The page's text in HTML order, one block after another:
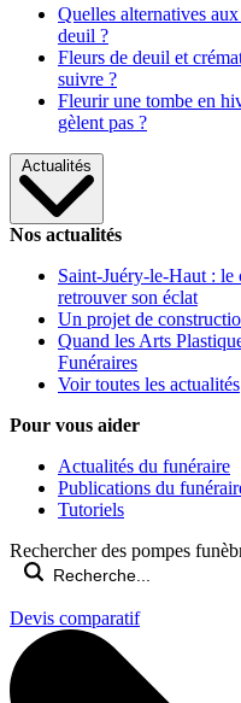
Quelles alternatives
deuil ?
Fleurs de deuil et
suivre ?
Fleurir une tombe en
gèlent pas ?
Actualités
Nos actualités
Saint-Juéry-le-Haut : le
retrouver son éclat
Un projet de
Quand les Arts
Funéraires
Voir toutes les actualités
Pour vous aider
Actualités du funéraire
Publications du
Tutoriels
Rechercher des pompes
Devis comparatif